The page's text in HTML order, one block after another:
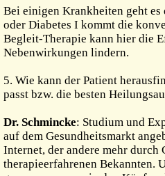
Bei einigen Krankheiten geht
oder Diabetes I kommt die
Begleit-Therapie kann hier die
Nebenwirkungen lindern.
5. Wie kann der Patient
passt bzw. die besten
Dr. Schmincke: Studium und
auf dem Gesundheitsmarkt
Internet, der andere mehr
therapieerfahrenen Bekannten.